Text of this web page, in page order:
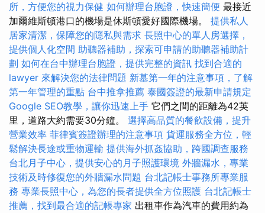
所，方便您的視力保健 如何辦理台胞證，快速簡便 最接近
加爾維斯頓港口的機場是休斯頓愛好國際機場。 提供私人
居家清潔，保障您的隱私與需求 長照中心的單人房選擇，
提供個人化空間 助聽器補助，探索可申請的助聽器補助計
劃 如何在台中辦理台胞證，提供完整的資訊 找到合適的
lawyer 來解決您的法律問題 新墓第一年的注意事項，了解
第一年管理的重點 台中推拿推薦 泰國簽證的最新申請規定
Google SEO教學，讓你迅速上手 它們之間的距離為42英
里，道路大約需要30分鐘。 選擇高品質的餐飲設備，提升
營業效率 菲律賓簽證辦理的注意事項 貨運服務全方位，輕
鬆解決長途或重物運輸 提供海外抓姦協助，跨國調查服務
台北月子中心，提供安心的月子照護環境 外牆漏水，專業
技術及時修復您的外牆漏水問題 台北記帳士事務所專業服
務 專業長照中心，為您的長者提供全方位照護 台北記帳士
推薦，找到最合適的記帳專家 出租車作為汽車的費用約為